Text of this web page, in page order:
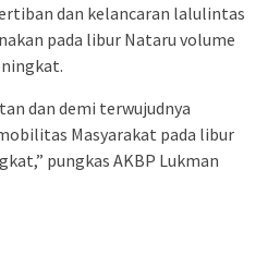
dan kelancaran lalulintas
pada libur Nataru volume
dan demi terwujudnya
Masyarakat pada libur
pungkas AKBP Lukman